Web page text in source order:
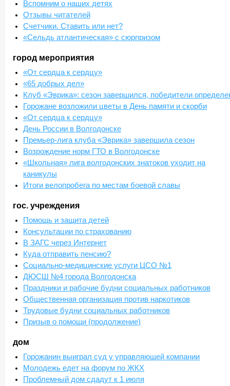
Вспомним о наших детях
Отзывы читателей
Счетчики. Ставить или нет?
«Сельдь атлантическая» с сюрпризом
город мероприятия
«От сердца к сердцу»
«65 добрых дел»
Клуб «Эврика»: сезон завершился, победители
Горожане возложили цветы в День памяти и скорби
«От сердца к сердцу»
День России в Волгодонске
Премьер-лига клуба «Эврика» завершила сезон
Возрождение норм ГТО в Волгодонске
«Школьная» лига волгодонских знатоков уходит на
каникулы
Итоги велопробега по местам боевой славы
гос. учреждения
Помощь и защита детей
Консультации по страхованию
В ЗАГС через Интернет
Куда отправить пенсию?
Социально-медицинские услуги ЦСО №1
ДЮСШ №4 города Волгодонска
Праздники и рабочие будни социальных работников
Общественная организация против наркотиков
Трудовые будни социальных работников
Призыв о помощи (продолжение)
дом
Горожанин выиграл суд у управляющей компании
Молодежь едет на форум по ЖКХ
Проблемный дом сдадут к 1 июля